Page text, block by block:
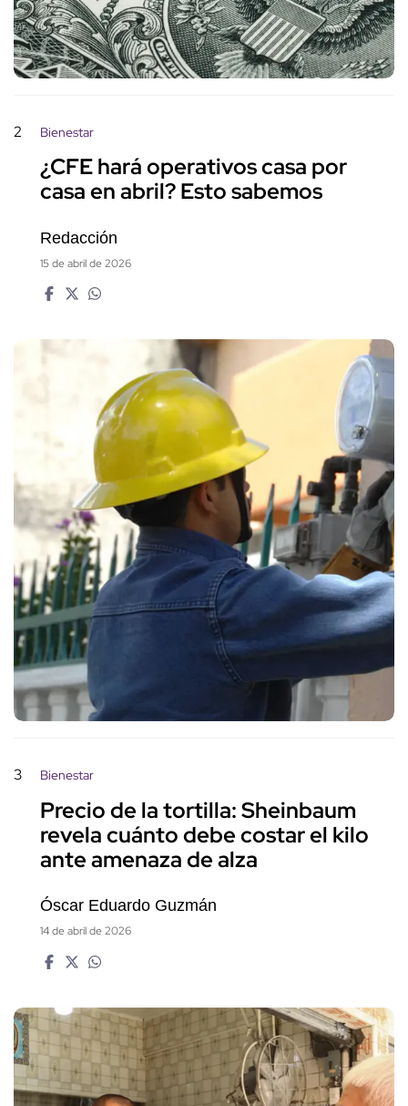
2 Bienestar
¿CFE hará operativos casa por
casa en abril? Esto sabemos
Redacción
15 de abril de 2026
3 Bienestar
Precio de la tortilla: Sheinbaum
revela cuánto debe costar el kilo
ante amenaza de alza
Óscar Eduardo Guzmán
14 de abril de 2026